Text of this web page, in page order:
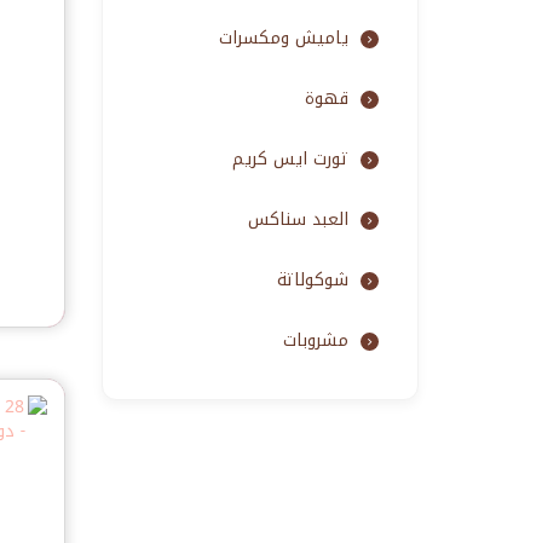
ياميش ومكسرات
قهوة
تورت ايس كريم
العبد سناكس
شوكولاتة
مشروبات